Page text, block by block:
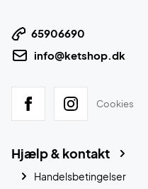
65906690
info@ketshop.dk
Cookies
Hjælp & kontakt
Handelsbetingelser